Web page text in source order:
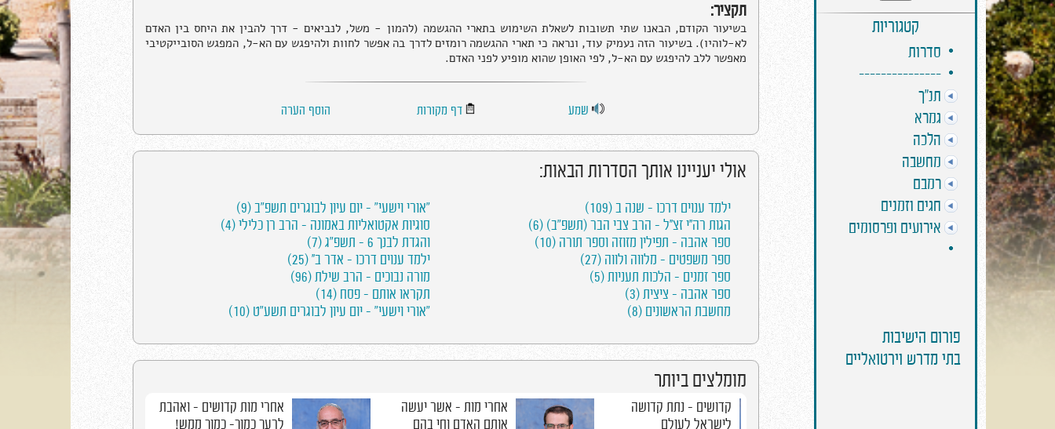
קטגוריות
סדרות
---------------
תנ"ך
גמרא
הלכה
מחשבה
רמבם
חגים וזמנים
אירועים ופרסומים
פורום הישיבות
בתי מדרש וירטואליים
תקציר:
בשיעור הקודם, הבאנו שתי תשובות לשאלת השימוש בתארי ההגשמה (להמון - משל, לנביאים - דרך להבין את היחס בין האדם
לא-לוהיו). בשיעור הזה נעמיק עוד, ונראה כי תארי ההגשמה רומזים לדרך בה אפשר לחוות ולהיפגש עם הא-ל, המפגש הסובייקטיבי
מאפשר ללב להיפגש עם הא-ל, לפי האופן שהוא מופיע לפני האדם.
שמע דף מקורות הוסף הערה
אולי יעניינו אותך הסדרות הבאות:
ילמד ענוים דרכו - שנה ב (109)
הגות רה''י זצ''ל - הרב צבי הבר (תשפ"ב) (6)
ספר אהבה - תפילין מזוזה וספר תורה (10)
ספר משפטים - מלווה ולווה (27)
ספר זמנים - הלכות תעניות (5)
ספר אהבה - ציצית (3)
מחשבת הראשונים (8)
"אורי וישעי" - יום עיון לבוגרים תשפ"ב (9)
סוגיות אקטואליות באמונה - הרב רן כלילי (4)
והגדת לבנך 6 - תשפ"ג (7)
ילמד ענוים דרכו - אדר ב'' (25)
מורה נבוכים - הרב שילת (96)
תקראו אותם - פסח (14)
"אורי וישעי" - יום עיון לבוגרים תשע"ט (10)
מומלצים ביותר
אחרי מות קדושים - ואהבת
לרעך כמוך- כמוך ממש!
אחרי מות - אשר יעשה
אותם האדם וחי בהם
קדושים - נתת קדושה
לישראל לעולם